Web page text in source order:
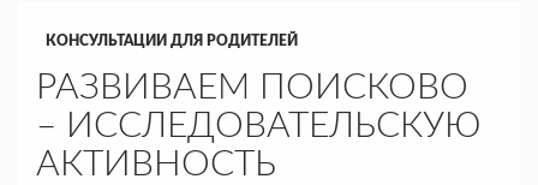
КОНСУЛЬТАЦИИ ДЛЯ РОДИТЕЛЕЙ
РАЗВИВАЕМ ПОИСКОВО
– ИССЛЕДОВАТЕЛЬСКУЮ
АКТИВНОСТЬ